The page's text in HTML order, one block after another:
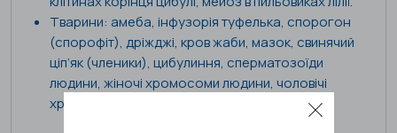
Тварини: амеба, інфузорія туфелька, спорогон
(спорофіт), дріжджі, кров жаби, мазок, свинячий
ціп’як (членики), цибулиння, сперматозоїди
людини, жіночі хромосоми людини, чоловічі
хромосоми людини, хромосоми дрозофіли.